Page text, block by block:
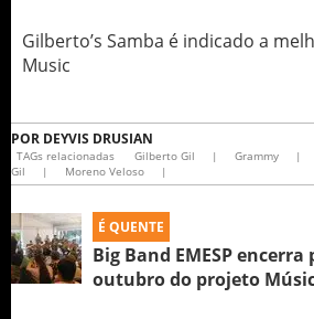
Gilberto’s Samba é indicado a
Music
POR DEYVIS DRUSIAN
TAGs relacionadas Gilberto Gil | Grammy |
Gil
| Moreno Veloso |
É QUENTE
Big Band EMESP
outubro do projeto